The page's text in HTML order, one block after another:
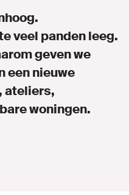
veel panden leeg.
geven we
een nieuwe
ateliers,
woningen.